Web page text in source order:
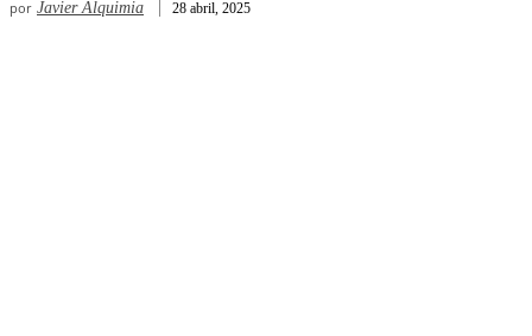
por Javier Alquimia 28 abril, 2025